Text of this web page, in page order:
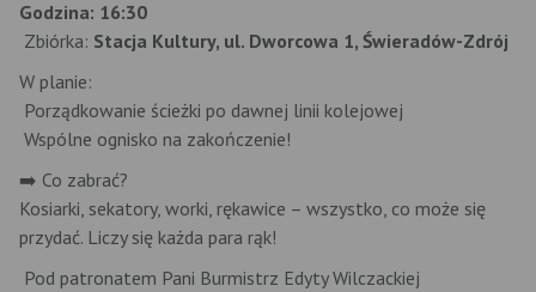
Godzina: 16:30
Zbiórka: Stacja Kultury, ul. Dworcowa 1, Świeradów-Zdrój
W planie:
Porządkowanie ścieżki po dawnej linii kolejowej
Wspólne ognisko na zakończenie!
➡️ Co zabrać?
Kosiarki, sekatory, worki, rękawice – wszystko, co może się
przydać. Liczy się każda para rąk!
Pod patronatem Pani Burmistrz Edyty Wilczackiej